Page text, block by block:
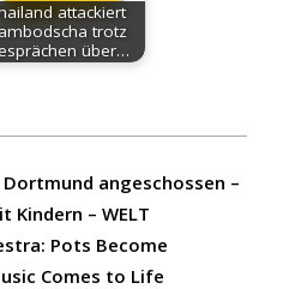
attackiert
trotz
über…
angeschossen –
Kindern – WELT
Pots Become
Comes to Life